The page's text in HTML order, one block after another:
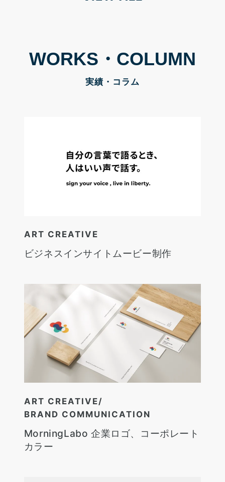
WORKS・COLUMN
実績・コラム
ART CREATIVE
ビジネスインサイトムービー制作
ART CREATIVE
BRAND COMMUNICATION
MorningLabo 企業ロゴ、コーポレート
カラー